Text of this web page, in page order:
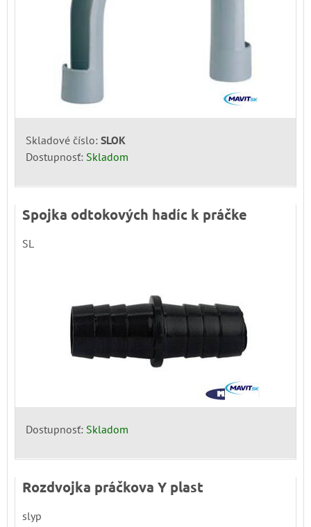
Skladové číslo: SLOK
Dostupnosť: Skladom
Spojka odtokových hadíc k práčke
SL
Dostupnosť: Skladom
Rozdvojka práčkova Y plast
slyp